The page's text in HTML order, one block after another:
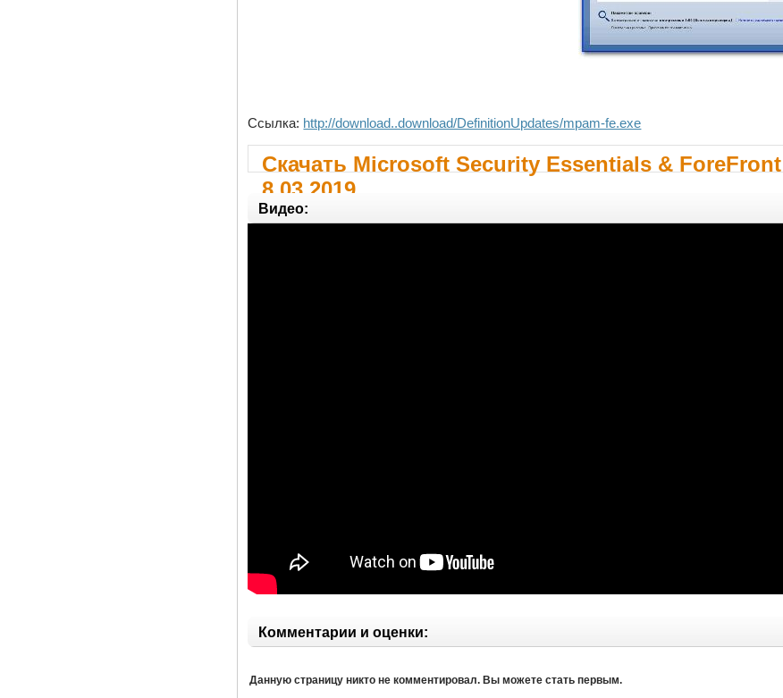
Ссылка: http://download..download/DefinitionUpdates/mpam-fe.exe
Скачать Microsoft Security Essentials &
8.03.2019
Видео:
Комментарии и оценки:
Данную страницу никто не комментировал. Вы можете стать первым.